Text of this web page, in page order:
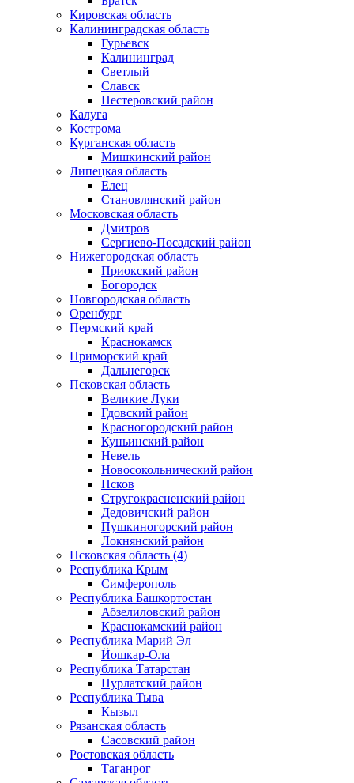
Кировская область
Калининградская область
Гурьевск
Калининград
Светлый
Славск
Нестеровский район
Калуга
Кострома
Курганская область
Мишкинский район
Липецкая область
Елец
Становлянский район
Московская область
Дмитров
Сергиево-Посадский район
Нижегородская область
Приокский район
Богородск
Новгородская область
Оренбург
Пермский край
Краснокамск
Приморский край
Дальнегорск
Псковская область
Великие Луки
Гдовский район
Красногородский район
Куньинский район
Невель
Новосокольнический район
Псков
Стругокрасненский район
Дедовичский район
Пушкиногорский район
Локнянский район
Псковская область (4)
Республика Крым
Симферополь
Республика Башкортостан
Абзелиловский район
Краснокамский район
Республика Марий Эл
Йошкар-Ола
Республика Татарстан
Нурлатский район
Республика Тыва
Кызыл
Рязанская область
Сасовский район
Ростовская область
Таганрог